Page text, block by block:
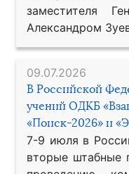
заместителя
Александром
09.07.2026
В Российской
учений ОДКБ
«Поиск-2026» и
7-9 июля в
вторые штабные